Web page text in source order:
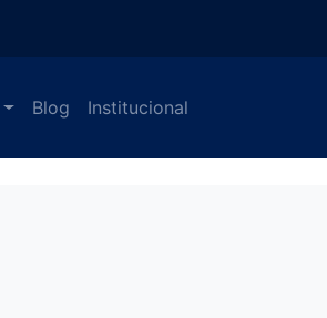
Blog Institucional